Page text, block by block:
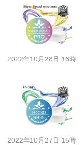
2022年10月28日 16時
2022年10月27日 15時